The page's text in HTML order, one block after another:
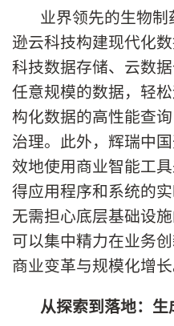
业界领先的生物
逊云科技构建现代化
科技数据存储、云数
任意规模的数据，轻
构化数据的高性能查
治理。此外，辉瑞中
效地使用商业智能工
得应用程序和系统的
无需担心底层基础设
可以集中精力在业务
商业变革与规模化增长
从探索到落地：生